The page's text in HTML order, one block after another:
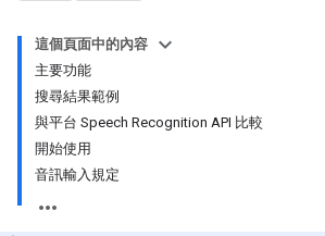
這個頁面中的內容
主要功能
搜尋結果範例
與平台 Speech Recognition API 比較
開始使用
音訊輸入規定